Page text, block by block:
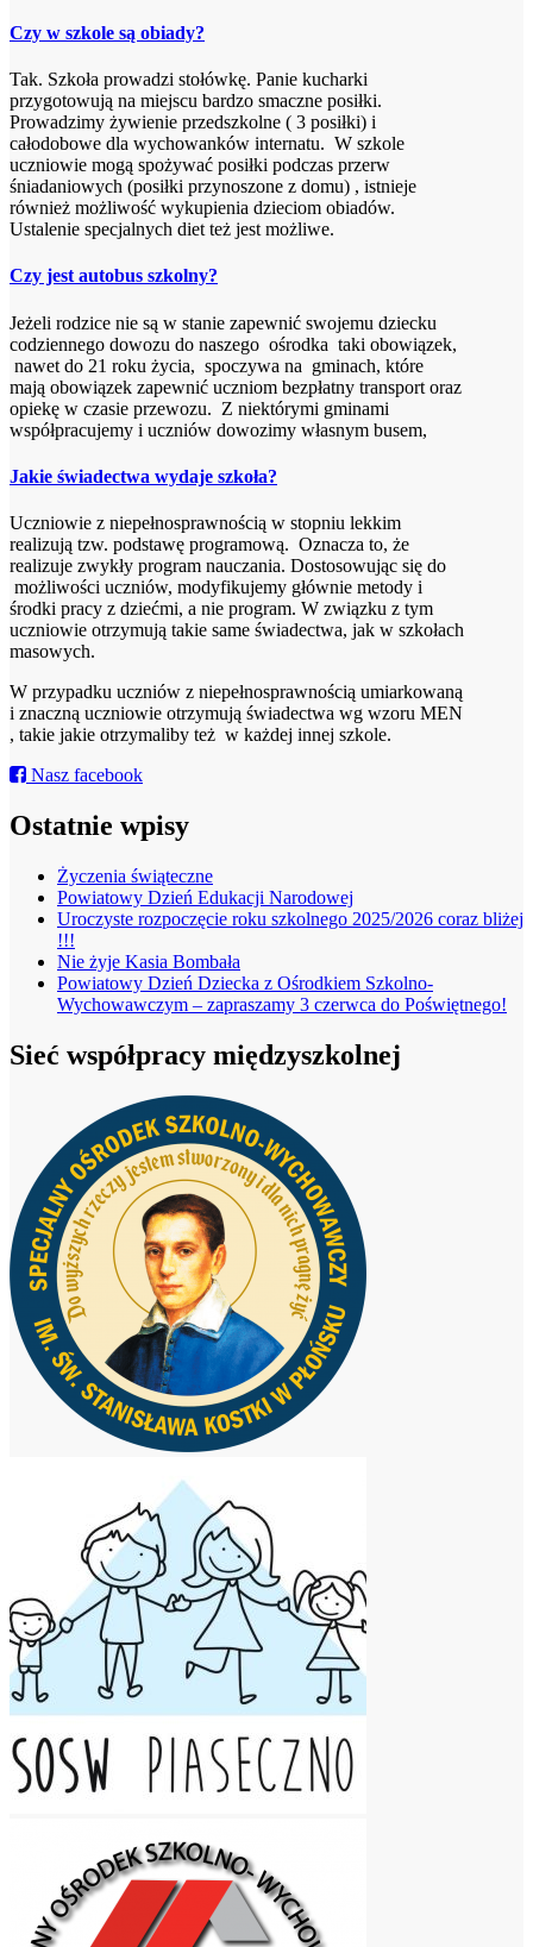
Czy w szkole są obiady?
Tak. Szkoła prowadzi stołówkę. Panie kucharki
przygotowują na miejscu bardzo smaczne posiłki.
Prowadzimy żywienie przedszkolne ( 3 posiłki) i
całodobowe dla wychowanków internatu. W szkole
uczniowie mogą spożywać posiłki podczas przerw
śniadaniowych (posiłki przynoszone z domu) , istnieje
również możliwość wykupienia dzieciom obiadów.
Ustalenie specjalnych diet też jest możliwe.
Czy jest autobus szkolny?
Jeżeli rodzice nie są w stanie zapewnić swojemu dziecku
codziennego dowozu do naszego ośrodka taki obowiązek,
nawet do 21 roku życia, spoczywa na gminach, które
mają obowiązek zapewnić uczniom bezpłatny transport oraz
opiekę w czasie przewozu. Z niektórymi gminami
współpracujemy i uczniów dowozimy własnym busem,
Jakie świadectwa wydaje szkoła?
Uczniowie z niepełnosprawnością w stopniu lekkim
realizują tzw. podstawę programową. Oznacza to, że
realizuje zwykły program nauczania. Dostosowując się do
możliwości uczniów, modyfikujemy głównie metody i
środki pracy z dziećmi, a nie program. W związku z tym
uczniowie otrzymują takie same świadectwa, jak w szkołach
masowych.
W przypadku uczniów z niepełnosprawnością umiarkowaną
i znaczną uczniowie otrzymują świadectwa wg wzoru MEN
, takie jakie otrzymaliby też w każdej innej szkole.
Nasz facebook
Ostatnie wpisy
Życzenia świąteczne
Powiatowy Dzień Edukacji Narodowej
Uroczyste rozpoczęcie roku szkolnego 2025/2026 coraz bliżej
!!!
Nie żyje Kasia Bombała
Powiatowy Dzień Dziecka z Ośrodkiem Szkolno-
Wychowawczym – zapraszamy 3 czerwca do Poświętnego!
Sieć współpracy międzyszkolnej